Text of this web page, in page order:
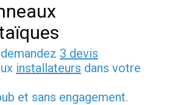
3 devis
installateurs dans votre
et sans engagement.